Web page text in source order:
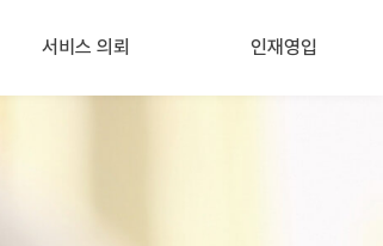
서비스 의뢰 인재영입